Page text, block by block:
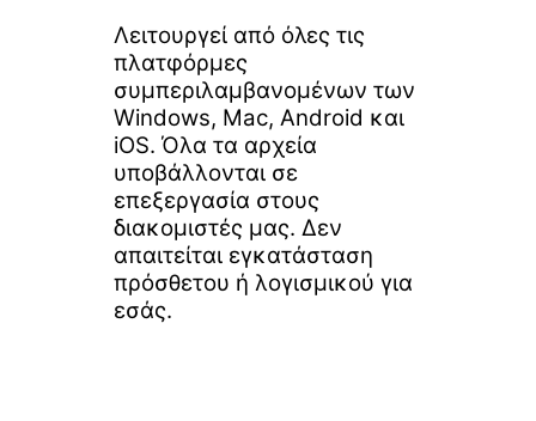
Λειτουργεί από όλες τις
πλατφόρμες
συμπεριλαμβανομένων των
Windows, Mac, Android και
iOS. Όλα τα αρχεία
υποβάλλονται σε
επεξεργασία στους
διακομιστές μας. Δεν
απαιτείται εγκατάσταση
πρόσθετου ή λογισμικού για
εσάς.